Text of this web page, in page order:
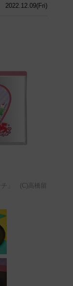
2022.12.09(Fri)
チ」 (C)高橋留